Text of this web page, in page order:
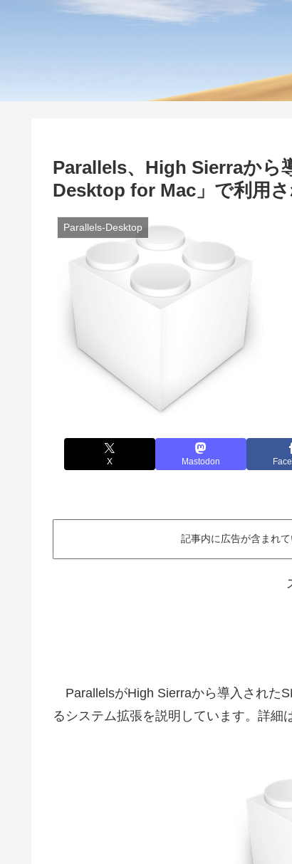
Parallels、High Sierraから
Desktop for Mac」で利用
Parallels-Desktop
X Mastodon
記事内に広告が含まれ
ParallelsがHigh Sierraから導入された
るシステム拡張を説明しています。詳細